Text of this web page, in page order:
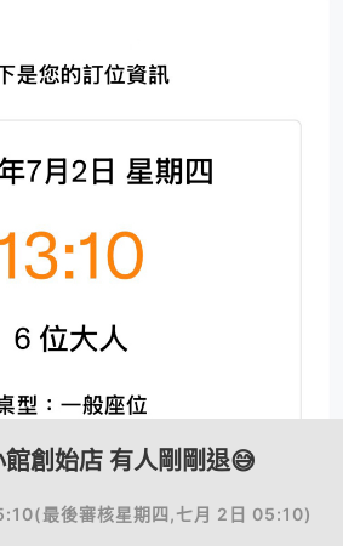
創始店 有人剛剛退😅
(最後審核星期四,七月 2日 05:10)